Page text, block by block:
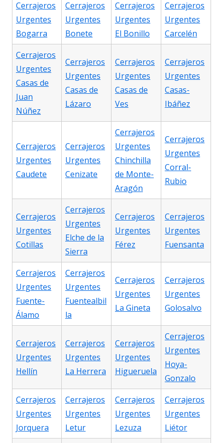
Cerrajeros
Urgentes
Bogarra
Cerrajeros
Urgentes
Bonete
Cerrajeros
Urgentes
El Bonillo
Cerrajeros
Urgentes
Carcelén
Cerrajeros
Urgentes
Casas de
Juan
Núñez
Cerrajeros
Urgentes
Casas de
Lázaro
Cerrajeros
Urgentes
Casas de
Ves
Cerrajeros
Urgentes
Casas-
Ibáñez
Cerrajeros
Urgentes
Caudete
Cerrajeros
Urgentes
Cenizate
Cerrajeros
Urgentes
Chinchilla
de Monte-
Aragón
Cerrajeros
Urgentes
Corral-
Rubio
Cerrajeros
Urgentes
Cotillas
Cerrajeros
Urgentes
Elche de la
Sierra
Cerrajeros
Urgentes
Férez
Cerrajeros
Urgentes
Fuensanta
Cerrajeros
Urgentes
Fuente-
Álamo
Cerrajeros
Urgentes
Fuentealbil
la
Cerrajeros
Urgentes
La Gineta
Cerrajeros
Urgentes
Golosalvo
Cerrajeros
Urgentes
Hellín
Cerrajeros
Urgentes
La Herrera
Cerrajeros
Urgentes
Higueruela
Cerrajeros
Urgentes
Hoya-
Gonzalo
Cerrajeros
Urgentes
Jorquera
Cerrajeros
Urgentes
Letur
Cerrajeros
Urgentes
Lezuza
Cerrajeros
Urgentes
Liétor